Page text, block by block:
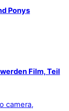
Ponys
Film, Teil